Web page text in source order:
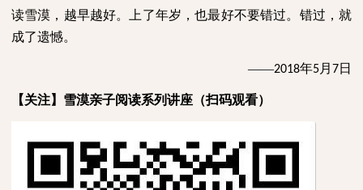
读雪漠，越早越好。上了年岁，也最好不要错过。错过，就
成了遗憾。
——2018年5月 7日
【关注】雪漠亲子阅读系列讲座（扫码观看）